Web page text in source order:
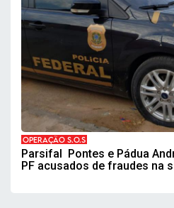
OPERAÇÃO S.O.S
Parsifal Pontes e Pádua
PF acusados de fraudes na